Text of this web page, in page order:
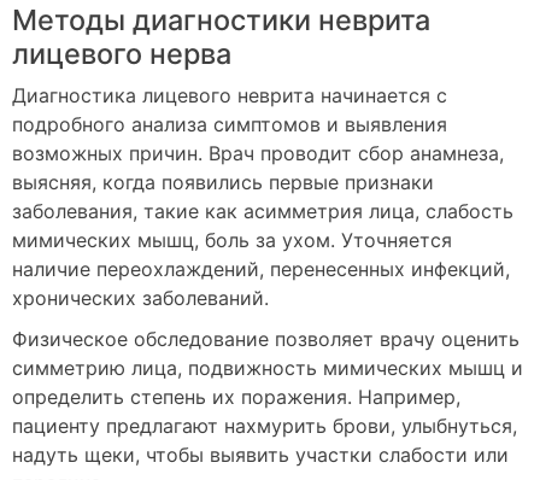
Методы диагностики неврита
лицевого нерва
Диагностика лицевого неврита начинается с
подробного анализа симптомов и выявления
возможных причин. Врач проводит сбор анамнеза,
выясняя, когда появились первые признаки
заболевания, такие как асимметрия лица, слабость
мимических мышц, боль за ухом. Уточняется
наличие переохлаждений, перенесенных инфекций,
хронических заболеваний.
Физическое обследование позволяет врачу оценить
симметрию лица, подвижность мимических мышц и
определить степень их поражения. Например,
пациенту предлагают нахмурить брови, улыбнуться,
надуть щеки, чтобы выявить участки слабости или